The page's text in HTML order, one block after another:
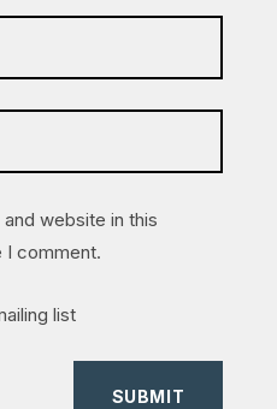
website in this
I comment.
list
SUBMIT